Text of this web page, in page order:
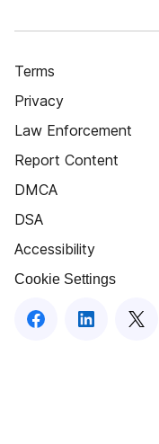
Terms
Privacy
Law Enforcement
Report Content
DMCA
DSA
Accessibility
Cookie Settings